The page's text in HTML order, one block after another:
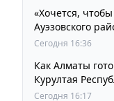
«Хочется,
Ауэзовского
ждут от выборов
Сегодня 16:36
Как Алматы
Курултая
Сегодня 16:17